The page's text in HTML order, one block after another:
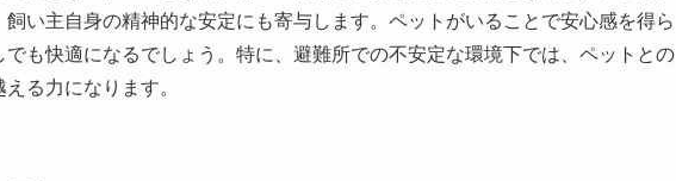
い主自身の精神的な安定にも寄与します。ペットがいることで安心感を得ら
も快適になるでしょう。特に、避難所での不安定な環境下では、ペットとの
る力になります。